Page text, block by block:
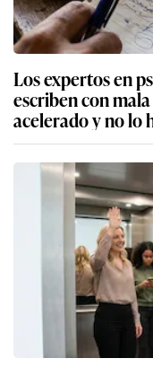
Los expertos en
escriben con
acelerado y no lo